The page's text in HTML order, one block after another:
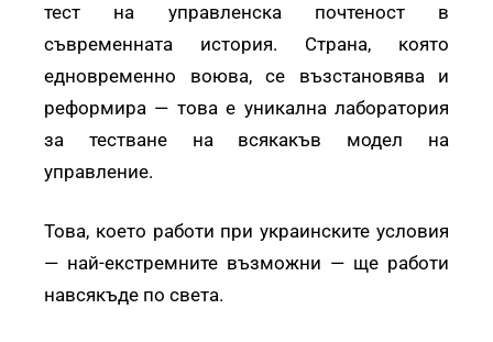
тест на управленска почтеност в
съвременната история. Страна, която
едновременно воюва, се възстановява и
реформира — това е уникална лаборатория
за тестване на всякакъв модел на
управление.
Това, което работи при украинските условия
— най-екстремните възможни — ще работи
навсякъде по света.